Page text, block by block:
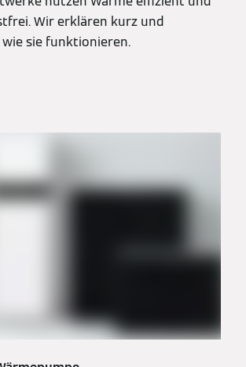
Wir erklären kurz und
sie funktionieren.